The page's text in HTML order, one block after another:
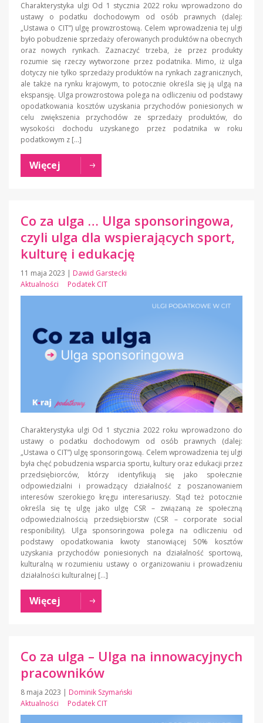
Charakterystyka ulgi Od 1 stycznia 2022 roku wprowadzono do
ustawy o podatku dochodowym od osób prawnych (dalej:
„Ustawa o CIT”) ulgę prowzrostową. Celem wprowadzenia tej ulgi
było pobudzenie sprzedaży oferowanych produktów na obecnych
oraz nowych rynkach. Zaznaczyć trzeba, że przez produkty
rozumie się rzeczy wytworzone przez podatnika. Mimo, iż ulga
dotyczy nie tylko sprzedaży produktów na rynkach zagranicznych,
ale także na rynku krajowym, to potocznie określa się ją ulgą na
ekspansję. Ulga prowzrostowa polega na odliczeniu od podstawy
opodatkowania kosztów uzyskania przychodów poniesionych w
celu zwiększenia przychodów ze sprzedaży produktów, do
wysokości dochodu uzyskanego przez podatnika w roku
podatkowym z […]
Więcej
Co za ulga … Ulga sponsoringowa,
czyli ulga dla wspierających sport,
kulturę i edukację
11 maja 2023 | Dawid Garstecki
Aktualności
Podatek CIT
Charakterystyka ulgi Od 1 stycznia 2022 roku wprowadzono do
ustawy o podatku dochodowym od osób prawnych (dalej:
„Ustawa o CIT”) ulgę sponsoringową. Celem wprowadzenia tej ulgi
była chęć pobudzenia wsparcia sportu, kultury oraz edukacji przez
przedsiębiorców, którzy identyfikują się jako społecznie
odpowiedzialni i prowadzący działalność z poszanowaniem
interesów szerokiego kręgu interesariuszy. Stąd też potocznie
określa się tę ulgę jako ulgę CSR – związaną ze społeczną
odpowiedzialnością przedsiębiorstw (CSR – corporate social
responibility). Ulga sponsoringowa polega na odliczeniu od
podstawy opodatkowania kwoty stanowiącej 50% kosztów
uzyskania przychodów poniesionych na działalność sportową,
kulturalną w rozumieniu ustawy o organizowaniu i prowadzeniu
działalności kulturalnej […]
Więcej
Co za ulga – Ulga na innowacyjnych
pracowników
8 maja 2023 | Dominik Szymański
Aktualności
Podatek CIT